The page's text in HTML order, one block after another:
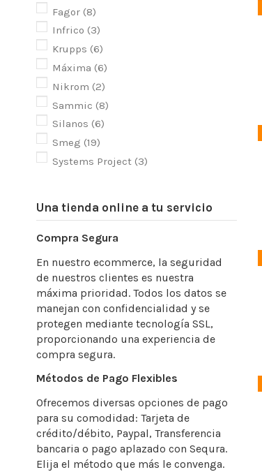
Fagor (8)
Infrico (3)
Krupps (6)
Máxima (6)
Nikrom (2)
Sammic (8)
Silanos (6)
Smeg (19)
Systems Project (3)
Una tienda online a tu servicio
Compra Segura
En nuestro ecommerce, la seguridad
de nuestros clientes es nuestra
máxima prioridad. Todos los datos se
manejan con confidencialidad y se
protegen mediante tecnología SSL,
proporcionando una experiencia de
compra segura.
Métodos de Pago Flexibles
Ofrecemos diversas opciones de pago
para su comodidad: Tarjeta de
crédito/débito, Paypal, Transferencia
bancaria o pago aplazado con Sequra.
Elija el método que más le convenga.